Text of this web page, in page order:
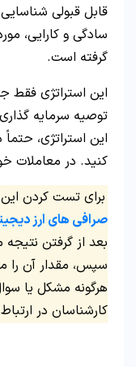
قابل قبولی
سادگی و کارایی،
گرفته است.
این استراتژی فقط
توصیه سرمایه
این استراتژی،
کنید. در معاملات
برای تست کردن
صرافی های ارز
بعد از گرفتن
سپس، مقدار آن را
هرگونه مشکل یا
کارشناسان در